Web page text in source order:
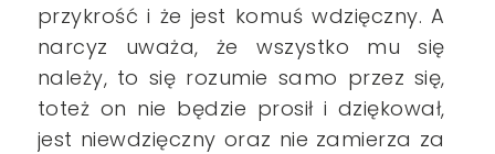
przykrość i że jest komuś wdzięczny. A
narcyz uważa, że wszystko mu się
należy, to się rozumie samo przez się,
toteż on nie będzie prosił i dziękował,
jest niewdzięczny oraz nie zamierza za